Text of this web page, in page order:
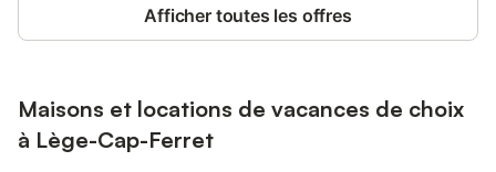
Afficher toutes les offres
Maisons et locations de vacances de choix
à Lège-Cap-Ferret